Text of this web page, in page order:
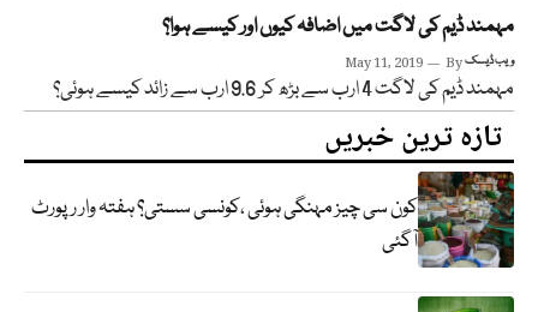
مہمند ڈیم کی لاگت میں اضافہ کیوں اور کیسے ہوا؟
May 11, 2019 Byویب ڈیسک
مہمند ڈیم کی لاگت 4 ارب سے بڑھ کر 9.6 ارب سے زائد کیسے ہوئی؟
تازہ ترین خبریں
کون سی چیز مہنگی ہوئی ،کونسی سستی؟ ہفتہ وار رپورٹ
آگئی